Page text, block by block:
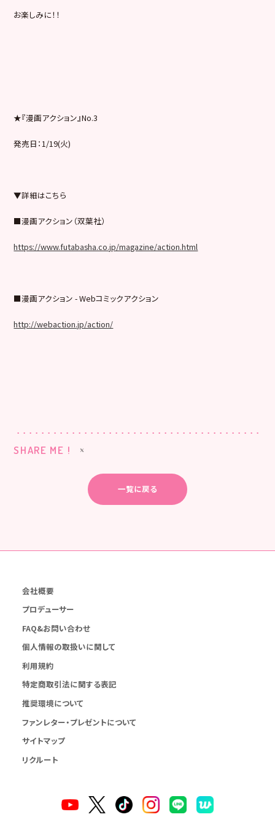
お楽しみに！！
★『漫画アクション』No.3
発売日：1/19(火)
▼詳細はこちら
■漫画アクション（双葉社）
https://www.futabasha.co.jp/magazine/action.html
■漫画アクション - Webコミックアクション
http://webaction.jp/action/
SHARE ME !
一覧に戻る
会社概要
プロデューサー
FAQ&お問い合わせ
個人情報の取扱いに関して
利用規約
特定商取引法に関する表記
推奨環境について
ファンレター・プレゼントについて
サイトマップ
リクルート